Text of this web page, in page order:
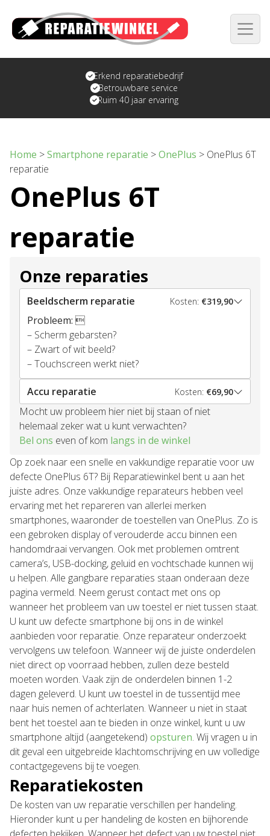
Erkend reparatiebedrijf
Betrouwbare service
Ruim 40 jaar ervaring
Home >Smartphone reparatie >OnePlus > OnePlus 6T
reparatie
OnePlus 6T
reparatie
Onze reparaties
Beeldscherm reparatie Kosten: €319,90
Probleem: 
– Scherm gebarsten?
– Zwart of wit beeld?
– Touchscreen werkt niet?
Accu reparatie Kosten: €69,90
Mocht uw probleem hier niet bij staan of niet
helemaal zeker wat u kunt verwachten?
Bel ons even of kom langs in de winkel
Op zoek naar een snelle en vakkundige reparatie voor uw
defecte OnePlus 6T? Bij Reparatiewinkel bent u aan het
juiste adres. Onze vakkundige reparateurs hebben veel
ervaring met het repareren van allerlei merken
smartphones, waaronder de toestellen van OnePlus. Zo is
een gebroken display of verouderde accu binnen een
handomdraai vervangen. Ook met problemen omtrent
camera’s, USB-docking, geluid en vochtschade kunnen wij
u helpen. Alle gangbare reparaties staan onderaan deze
pagina vermeld. Neem gerust contact met ons op
wanneer het probleem van uw toestel er niet tussen staat.
U kunt uw defecte smartphone bij ons in de winkel
aanbieden voor reparatie. Onze reparateur onderzoekt
vervolgens uw telefoon. Wanneer wij de juiste onderdelen
niet direct op voorraad hebben, zullen deze besteld
moeten worden. Vaak zijn de onderdelen binnen 1-2
dagen geleverd. U kunt uw toestel in de tussentijd mee
naar huis nemen of achterlaten. Wanneer u niet in staat
bent het toestel aan te bieden in onze winkel, kunt u uw
smartphone altijd (aangetekend) opsturen. Wij vragen u in
dit geval een uitgebreide klachtomschrijving en uw volledige
contactgegevens bij te voegen.
Reparatiekosten
De kosten van uw reparatie verschillen per handeling.
Hieronder kunt u per handeling de kosten en bijhorende